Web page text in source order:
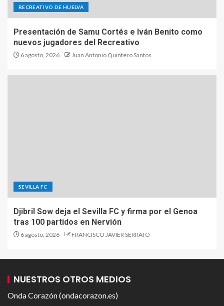
RECREATIVO DE HUELVA
Presentación de Samu Cortés e Iván Benito como
nuevos jugadores del Recreativo
6 agosto, 2026 Juan Antonio Quintero Santos
SEVILLA FC
Djibril Sow deja el Sevilla FC y firma por el Genoa
tras 100 partidos en Nervión
6 agosto, 2026 FRANCISCO JAVIER SERRATO
NUESTROS OTROS MEDIOS
Onda Corazón (ondacorazon.es)